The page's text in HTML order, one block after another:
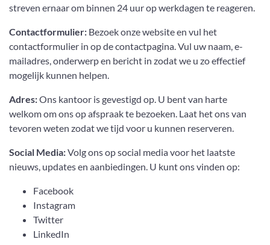
streven ernaar om binnen 24 uur op werkdagen te reageren.
Contactformulier: Bezoek onze website en vul het
contactformulier in op de contactpagina. Vul uw naam, e-
mailadres, onderwerp en bericht in zodat we u zo effectief
mogelijk kunnen helpen.
Adres:Ons kantoor is gevestigd op. U bent van harte
welkom om ons op afspraak te bezoeken. Laat het ons van
tevoren weten zodat we tijd voor u kunnen reserveren.
Social Media:Volg ons op social media voor het laatste
nieuws, updates en aanbiedingen. U kunt ons vinden op:
Facebook
Instagram
Twitter
LinkedIn